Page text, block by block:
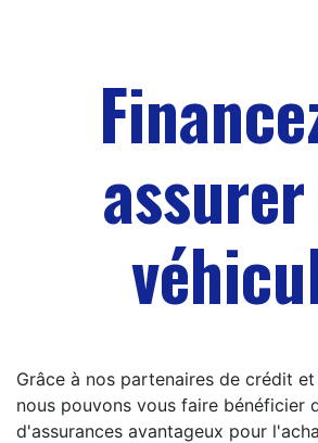
Grâce à nos partenaires de crédit et
nous pouvons vous faire bénéficier
d'assurances avantageux pour